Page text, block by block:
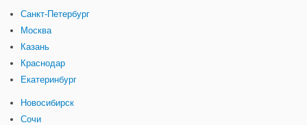
Санкт-Петербург
Москва
Казань
Краснодар
Екатеринбург
Новосибирск
Сочи